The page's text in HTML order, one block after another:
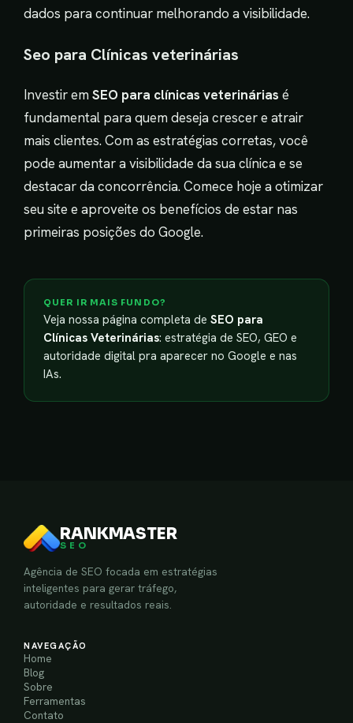
dados para continuar melhorando a visibilidade.
Seo para Clínicas veterinárias
Investir emSEO para clínicas veterinárias é
fundamental para quem deseja crescer e atrair
mais clientes. Com as estratégias corretas, você
pode aumentar a visibilidade da sua clínica e se
destacar da concorrência. Comece hoje a otimizar
seu site e aproveite os benefícios de estar nas
primeiras posições do Google.
QUER IR MAIS FUNDO?
Veja nossa página completa de SEO para
Clínicas Veterinárias: estratégia de SEO, GEO e
autoridade digital pra aparecer no Google e nas
IAs.
RANKMASTER
SEO
Agência de SEO focada em estratégias
inteligentes para gerar tráfego,
autoridade e resultados reais.
NAVEGAÇÃO
Home
Blog
Sobre
Ferramentas
Contato